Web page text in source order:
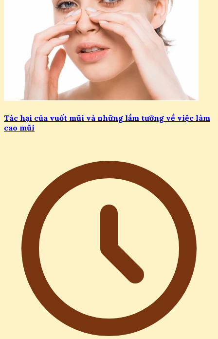
Tác hại của vuốt mũi và những lầm tưởng về việc làm
cao mũi